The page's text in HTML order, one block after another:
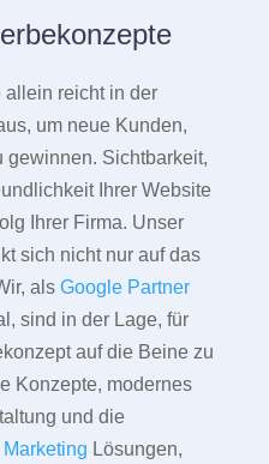
allein reicht in der
um neue Kunden,
gewinnen. Sichtbarkeit,
Ihrer Website
Ihrer Firma. Unser
sich nicht nur auf das
als Google Partner
sind in der Lage, für
auf die Beine zu
Konzepte, modernes
und die
Marketing Lösungen,